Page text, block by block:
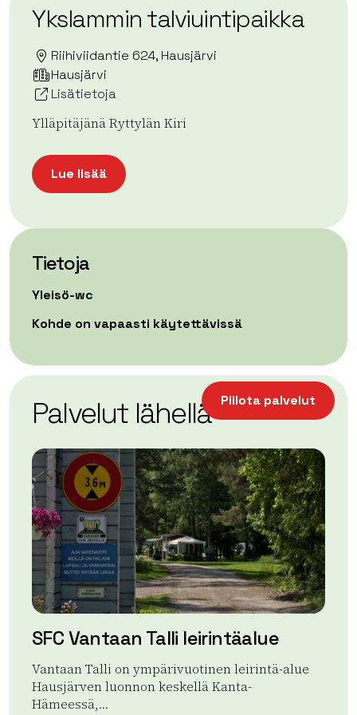
Ykslammin talviuintipaikka
Riihiviidantie 624, Hausjärvi
Hausjärvi
Lisätietoja
Ylläpitäjänä Ryttylän Kiri
Lue lisää
Tietoja
Yleisö-wc
Kohde on vapaasti käytettävissä
−
Leaflet| ©OpenStreetMap
Piilota palvelut
Palvelut lähellä
SFC Vantaan Talli leirintäalue
Vantaan Talli on ympärivuotinen leirintä-alue
Hausjärven luonnon keskellä Kanta-
Hämeessä,...